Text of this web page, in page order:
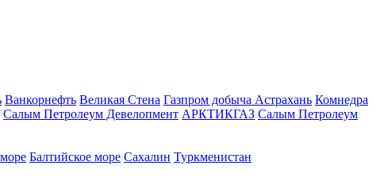
Ванкорнефть Великая Стена Газпром добыча Астрахань Комнедра
Салым Петролеум Девелопмент АРКТИКГАЗ Салым Петролеум
Балтийское море Сахалин Туркменистан